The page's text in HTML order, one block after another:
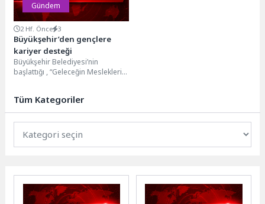
Gündem
2 Hf. Önce 3
Büyükşehir’den gençlere
kariyer desteği
Büyükşehir Belediyesi’nin
başlattığı , “Geleceğin Meslekleri
gençler, akademisyenler ve...
Tüm Kategoriler